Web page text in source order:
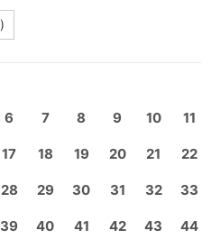
6 7 8 9 10 11
17 18 19 20 21 22
28 29 30 31 32 33
39 40 41 42 43 44